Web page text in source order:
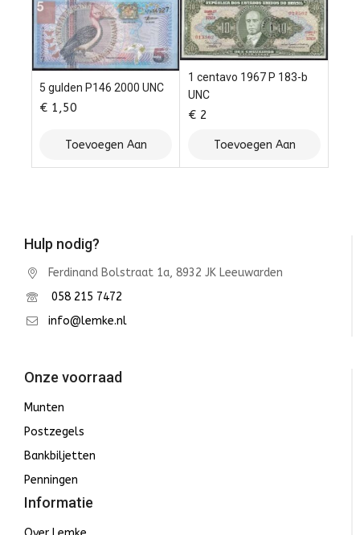
5 gulden P146 2000 UNC
€ 1,50
Toevoegen Aan
Winkelwagen
1 centavo 1967 P 183-b
UNC
€ 2
Toevoegen Aan
Winkelwagen
Hulp nodig?
Ferdinand Bolstraat 1a, 8932 JK Leeuwarden
058 215 7472
info@lemke.nl
Onze voorraad
Munten
Postzegels
Bankbiljetten
Penningen
Informatie